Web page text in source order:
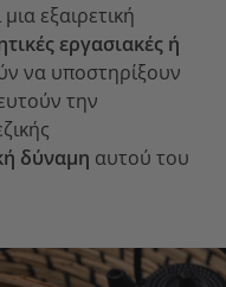
εξαιρετική
εργασιακές ή
να υποστηρίξουν
την
δύναμη αυτού του